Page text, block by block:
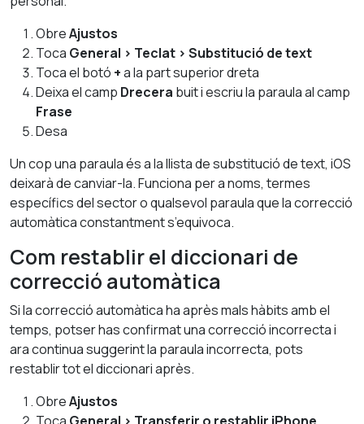
ObreAjustos
Toca General > Teclat > Substitució de text
Toca el botó +a la part superior dreta
Deixa el camp Drecera buit i escriu la paraula al camp
Frase
Desa
Un cop una paraula és a la llista de substitució de text, iOS
deixarà de canviar-la. Funciona per a noms, termes
específics del sector o qualsevol paraula que la correcció
automàtica constantment s’equivoca.
Com restablir el diccionari de
correcció automàtica
Si la correcció automàtica ha après mals hàbits amb el
temps, potser has confirmat una correcció incorrecta i
ara continua suggerint la paraula incorrecta, pots
restablir tot el diccionari après.
ObreAjustos